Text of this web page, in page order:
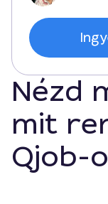
Nézd
mit
Qjob-